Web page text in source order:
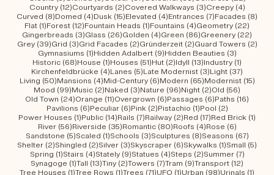
Bungalow (1)1 Beitrag
Castles (4)4 Beiträge
Christmas (2)2 Beiträge
Churches (6)6 Beiträge
Classic (51)
Clocks (5)5 Beiträge
Cloned (3)3 Beiträge
Colour (87)87 Beiträge
Colourful (33)33 Beiträge
Concrete (22)22
Country (12) 12 Beiträge
Courtyards (2)2 Beiträge
Covered Walkways (3)3 Beiträge
Creepy (4)4
Curved (8)8 Beiträge
Domed (4)4 Beiträge
Dusk (15)15 Beiträge
Elevated (4)4 Beiträge
Entrances (7)7 Beiträge
Facades (8)
Flat (1)1 Beitrag
Forest (12)12 Beiträge
Fountain Heads (1)1 Beitrag
Fountains (4)4 Beiträge
Geometry (22)22
Gingerbreads (3) 3 Beiträge
Glass (26)26 Beiträge
Golden (4)4 Beiträge
Green (86)86 Beiträge
Greenery
Grey (39)39 Beiträge
Grid (3)3 Beiträge
Grid Facades (2) 2 Beiträge
Gründerzeit (2)2 Beiträge
Guard Towers
Gymnasiums (1)1 Beitrag
Hidden Adalbert (9)9 Beiträge
Hidden Beauties (3)3 Beiträge
Historic (68)68 Beiträge
House (1)1 Beitrag
Houses (51)51 Beiträge
Hut (2)2 Beiträge
Idyll (13)13 Beiträge
Industry (1)1 Beitrag
Kirchenfeldbrücke (4)4 Beiträge
Lanes (5)5 Beiträge
Late Modernist (3)3 Beiträge
Light (37)
Living (50)50 Beiträge
Mansions (4) 4 Beiträge
Mid-Century (6)6 Beiträge
Modern (65) 65 Beiträge
Modernist (15)
Mood (99)99 Beiträge
Music (2)2 Beiträge
Naked (3)3 Beiträge
Nature (96)96 Beiträge
Night (2)2 Beiträge
Old (56)
Old Town (24)24 Beiträge
Orange (11)11 Beiträge
Overgrown (6)6 Beiträge
Passages (6)6 Beiträge
Paths (16) 16
Pavilions (6)6 Beiträge
Peculiar (6)6 Beiträge
Pink (2) 2 Beiträge
Pistachio (1)1 Beitrag
Pool (2)2 Beiträge
Power Houses (1)1 Beitrag
Public (14)14 Beiträge
Rails (7)7 Beiträge
Railway (2)2 Beiträge
Red (17)17 Beiträge
Red Brick
River (56)56 Beiträge
Riverside (35)35 Beiträge
Romantic (80) 80 Beiträge
Roofs (4)4 Beiträge
Rose (6)6 Beiträge
Sandstone (5)5 Beiträge
Scaled (1)1 Beitrag
Schools (3)3 Beiträge
Sculptures (8)8 Beiträge
Seasons (67)
Shelter (2)2 Beiträge
Shingled (2)2 Beiträge
Silver (3)3 Beiträge
Skyscraper (6) 6 Beiträge
Skywalks (1)1 Beitrag
Small
1 Beitrag 4 Beiträge9 Beiträge4 Beiträge2 Beiträge 7